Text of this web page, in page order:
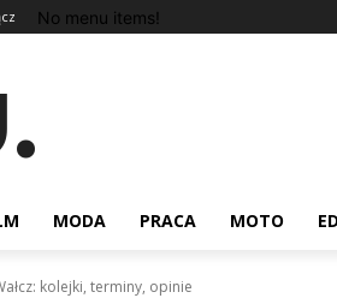
No menu items!
MODA PRACA MOTO
kolejki, terminy, opinie